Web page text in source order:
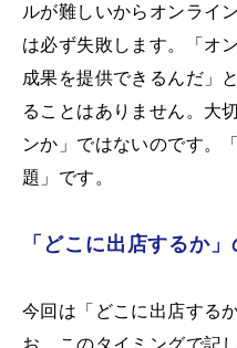
ルが難しいからオンライ
は必ず失敗します。「オ
成果を提供できるんだ」
ることはありません。大
ンか」ではないのです。
題」です。
「どこに出店するか
今回は「どこに出店する
お、このタイミングで記